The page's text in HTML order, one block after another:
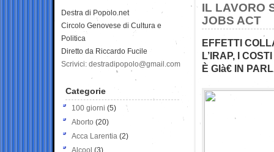
IL LAVORO
JOBS ACT
EFFETTI
L’IRAP, I
È GIà€ IN
Destra di Popolo.net
Circolo Genovese di Cultura e
Politica
Diretto da Riccardo Fucile
Scrivici: destradipopolo@gmail.com
Categorie
100 giorni (5)
Aborto (20)
Acca Larentia (2)
Alcool (3)